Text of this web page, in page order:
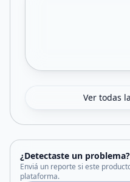
Ver todas
¿Detectaste un problema?
Enviá un reporte si este
plataforma.